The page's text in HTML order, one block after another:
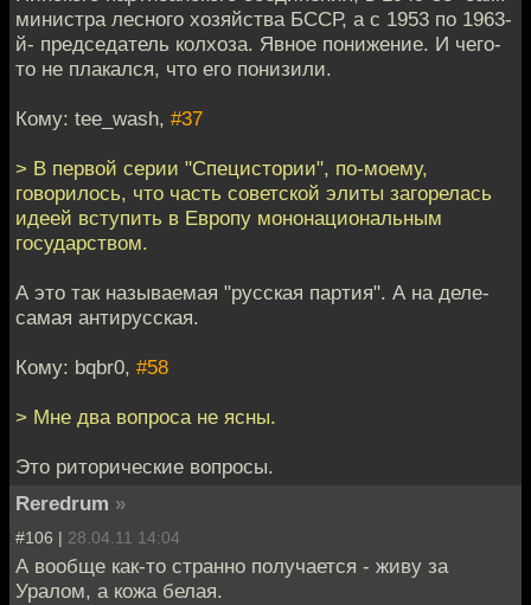
министра лесного хозяйства БССР, а с 1953 по 1963-
й- председатель колхоза. Явное понижение. И чего-
то не плакался, что его понизили.
Кому: tee_wash, #37
> В первой серии "Специстории", по-моему,
говорилось, что часть советской элиты загорелась
идеей вступить в Европу мононациональным
государством.
А это так называемая "русская партия". А на деле-
самая антирусская.
Кому: bqbr0, #58
> Мне два вопроса не ясны.
Это риторические вопросы.
Reredrum »
#106 | 28.04.11 14:04
А вообще как-то странно получается - живу за
Уралом, а кожа белая.